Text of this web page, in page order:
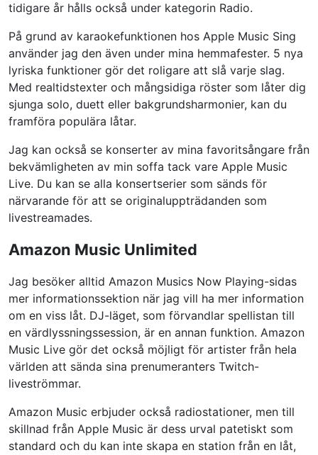
tidigare år hålls också under kategorin Radio.
På grund av karaokefunktionen hos Apple Music Sing
använder jag den även under mina hemmafester. 5 nya
lyriska funktioner gör det roligare att slå varje slag.
Med realtidstexter och mångsidiga röster som låter dig
sjunga solo, duett eller bakgrundsharmonier, kan du
framföra populära låtar.
Jag kan också se konserter av mina favoritsångare från
bekvämligheten av min soffa tack vare Apple Music
Live. Du kan se alla konsertserier som sänds för
närvarande för att se originaluppträdanden som
livestreamades.
Amazon Music Unlimited
Jag besöker alltid Amazon Musics Now Playing-sidas
mer informationssektion när jag vill ha mer information
om en viss låt. DJ-läget, som förvandlar spellistan till
en värdlyssningssession, är en annan funktion. Amazon
Music Live gör det också möjligt för artister från hela
världen att sända sina prenumeranters Twitch-
liveströmmar.
Amazon Music erbjuder också radiostationer, men till
skillnad från Apple Music är dess urval patetiskt som
standard och du kan inte skapa en station från en låt,